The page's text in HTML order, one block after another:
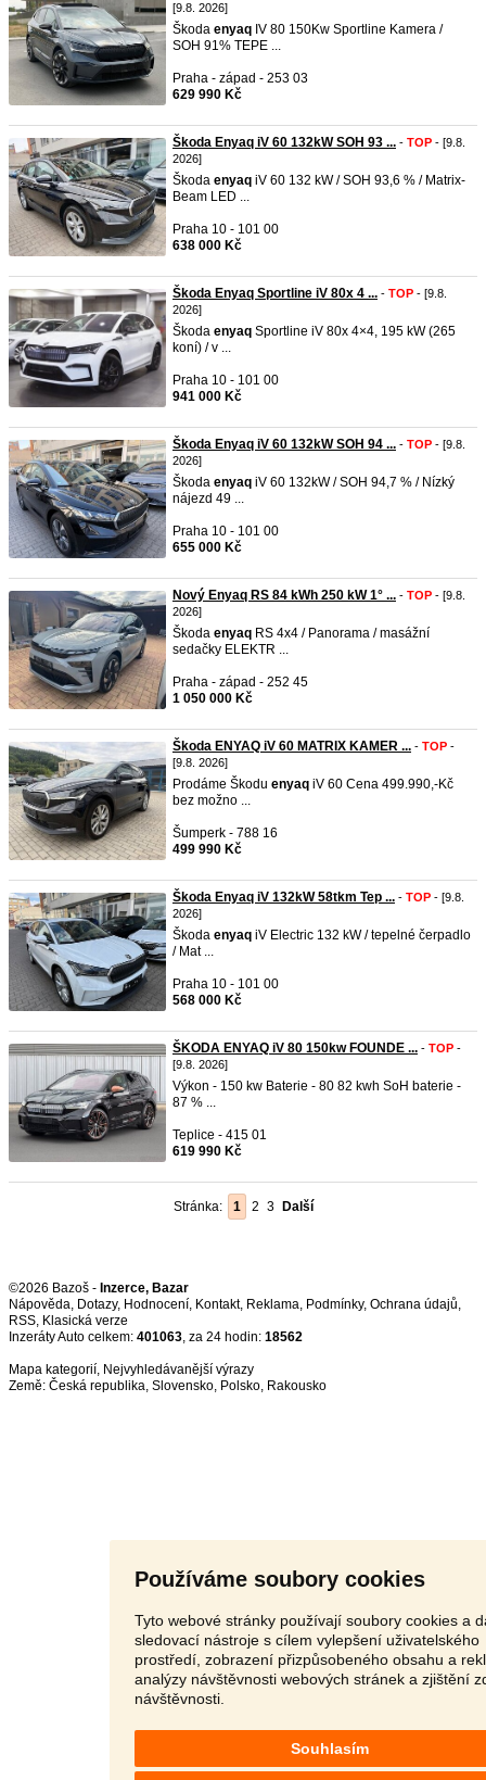
Používáme soubory cookies
Tyto webové stránky používají soubory cookies a
sledovací nástroje s cílem vylepšení uživatelského
prostředí, zobrazení přizpůsobeného obsahu a
analýzy návštěvnosti webových stránek a zjištění
návštěvnosti.
Souhlasím
[9.8. 2026]
Škoda enyaq IV 80 150Kw Sportline Kamera /
SOH 91% TEPE ...
Praha - západ - 253 03
629 990 Kč
Škoda Enyaq iV 60 132kW SOH 93 ... - TOP - [9.8.
2026]
Škoda enyaq iV 60 132 kW / SOH 93,6 % / Matrix-
Beam LED ...
Praha 10 - 101 00
638 000 Kč
Škoda Enyaq Sportline iV 80x 4 ... - TOP - [9.8.
2026]
Škoda enyaq Sportline iV 80x 4×4, 195 kW (265
koní) / v ...
Praha 10 - 101 00
941 000 Kč
Škoda Enyaq iV 60 132kW SOH 94 ... - TOP - [9.8.
2026]
Škoda enyaq iV 60 132kW / SOH 94,7 % / Nízký
nájezd 49 ...
Praha 10 - 101 00
655 000 Kč
Nový Enyaq RS 84 kWh 250 kW 1° ... - TOP - [9.8.
2026]
Škoda enyaq RS 4x4 / Panorama / masážní
sedačky ELEKTR ...
Praha - západ - 252 45
1 050 000 Kč
Škoda ENYAQ iV 60 MATRIX KAMER ... - TOP -
[9.8. 2026]
Prodáme Škodu enyaq iV 60 Cena 499.990,-Kč
bez možno ...
Šumperk - 788 16
499 990 Kč
Škoda Enyaq iV 132kW 58tkm Tep ... - TOP - [9.8.
2026]
Škoda enyaq iV Electric 132 kW / tepelné čerpadlo
/ Mat ...
Praha 10 - 101 00
568 000 Kč
ŠKODA ENYAQ iV 80 150kw FOUNDE ... - TOP -
[9.8. 2026]
Výkon - 150 kw Baterie - 80 82 kwh SoH baterie -
87 % ...
Teplice - 415 01
619 990 Kč
Stránka: 1 2 3 Další
©2026 Bazoš - Inzerce, Bazar
Nápověda, Dotazy, Hodnocení, Kontakt, Reklama, Podmínky, Ochrana údajů,
RSS,
Inzeráty Auto celkem: 401063, za 24 hodin: 18562
Mapa kategorií, Nejvyhledávanější výrazy
Země: Česká republika, Slovensko, Polsko, Rakousko